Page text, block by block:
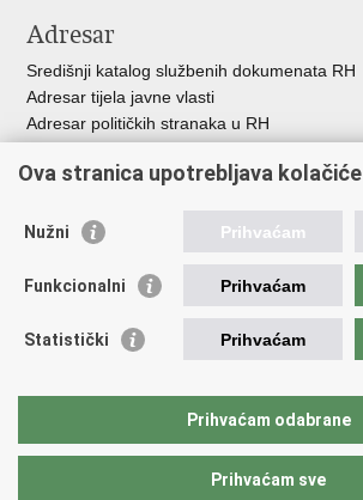
Adresar
Središnji katalog službenih dokumenata RH
Adresar tijela javne vlasti
Adresar političkih stranaka u RH
Besplatni telefoni javne uprave
Važne poveznice
Vlada Republike Hrvatske
Savjet za nacionalne manjine
Okvirna konvencija za zaštitu nacionalnih
Ured zastupnika RH pred Eur.sudom za
Ova stranica upotrebljava kolačiće
Nužni Prihvaćam
Funkcionalni Prihvaćam
Statistički Prihvaćam
Prihvaćam odabrane
Prihvaćam sve